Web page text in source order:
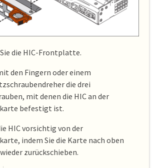
die HIC-Frontplatte.
den Fingern oder einem
die drei
mit denen die HIC an der
befestigt ist.
HIC vorsichtig von der
indem Sie die Karte nach oben
zurückschieben.